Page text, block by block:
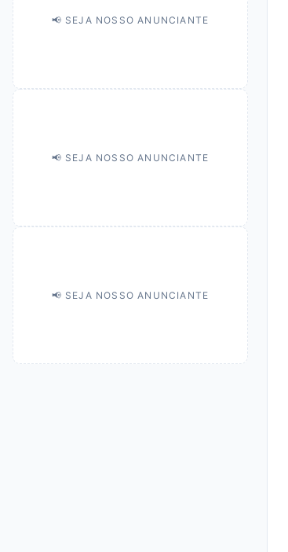
📢 SEJA NOSSO ANUNCIANTE
📢 SEJA NOSSO ANUNCIANTE
📢 SEJA NOSSO ANUNCIANTE